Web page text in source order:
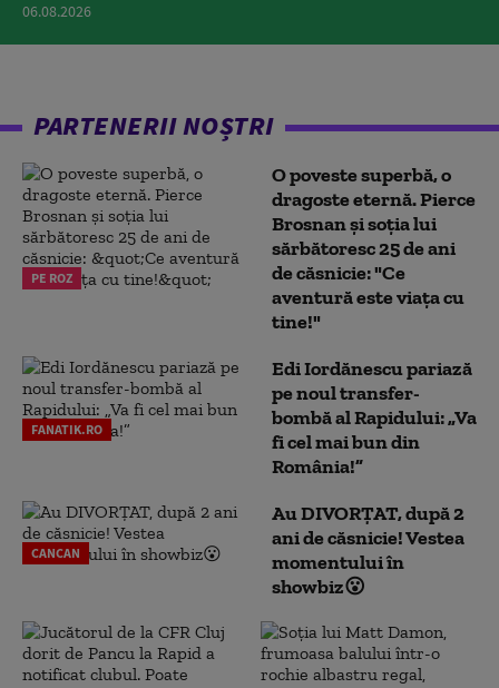
06.08.2026
PARTENERII NOȘTRI
PE ROZ
O poveste superbă, o
dragoste eternă. Pierce
Brosnan și soția lui
sărbătoresc 25 de ani
de căsnicie: "Ce
aventură este viața cu
tine!"
FANATIK.RO
Edi Iordănescu pariază
pe noul transfer-
bombă al Rapidului: „Va
fi cel mai bun din
România!”
CANCAN
Au DIVORȚAT, după 2
ani de căsnicie! Vestea
momentului în
showbiz😮